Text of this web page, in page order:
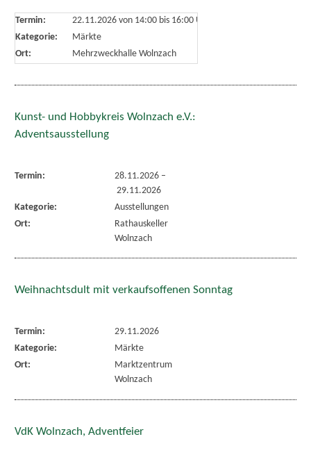
Termin: 22.11.2026 von 14:00bis 16:00 Uhr
Kategorie:
Märkte
Ort:
Mehrzweckhalle Wolnzach
Kunst- und Hobbykreis Wolnzach e.V.:
Adventsausstellung
Termin: 28.11.2026–
29.11.2026
Kategorie:
Ausstellungen
Ort:
Rathauskeller
Wolnzach
Weihnachtsdult mit verkaufsoffenen Sonntag
Termin:
29.11.2026
Kategorie:
Märkte
Ort:
Marktzentrum
Wolnzach
VdK Wolnzach, Adventfeier